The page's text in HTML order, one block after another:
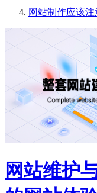
网站制作应该
网站维护